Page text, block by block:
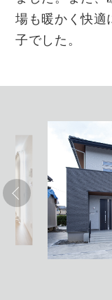
場も暖かく快適
子でした。